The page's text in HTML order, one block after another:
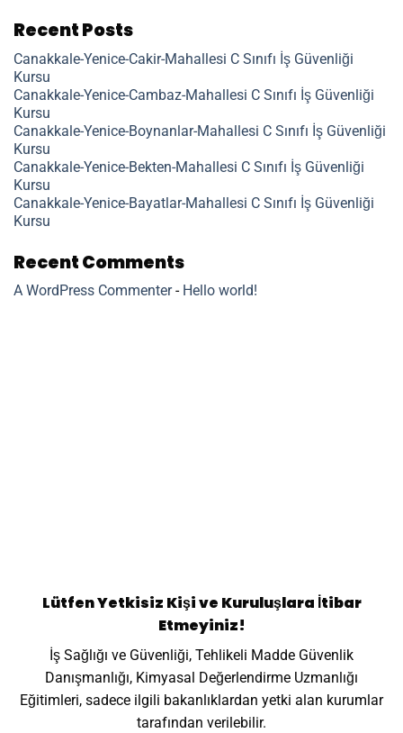
Recent Posts
Canakkale-Yenice-Cakir-Mahallesi C Sınıfı İş Güvenliği
Kursu
Canakkale-Yenice-Cambaz-Mahallesi C Sınıfı İş Güvenliği
Kursu
Canakkale-Yenice-Boynanlar-Mahallesi C Sınıfı İş Güvenliği
Kursu
Canakkale-Yenice-Bekten-Mahallesi C Sınıfı İş Güvenliği
Kursu
Canakkale-Yenice-Bayatlar-Mahallesi C Sınıfı İş Güvenliği
Kursu
Recent Comments
A WordPress Commenter- Hello world!
Lütfen Yetkisiz Kişi ve Kuruluşlara İtibar
Etmeyiniz!
İş Sağlığı ve Güvenliği, Tehlikeli Madde Güvenlik
Danışmanlığı, Kimyasal Değerlendirme Uzmanlığı
Eğitimleri, sadece ilgili bakanlıklardan yetki alan kurumlar
tarafından verilebilir.